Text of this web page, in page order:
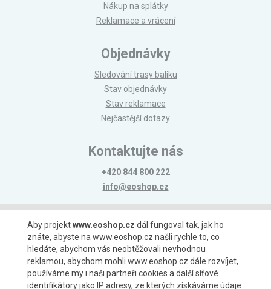
Nákup na splátky
Reklamace a vrácení
Objednávky
Sledování trasy balíku
Stav objednávky
Stav reklamace
Nejčastější dotazy
Kontaktujte nás
+420 844 800 222
info@eoshop.cz
Možnosti platby
Aby projektwww.eoshop.cz dál fungoval tak, jak ho
znáte, abyste na www.eoshop.cz našli rychle to, co
hledáte, abychom vás neobtěžovali nevhodnou
reklamou, abychom mohli www.eoshop.cz dále rozvíjet,
používáme my i naši partneři cookies a další síťové
identifikátory jako IP adresy, ze kterých získáváme údaje